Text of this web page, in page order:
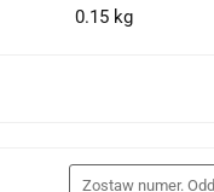
0.15 kg